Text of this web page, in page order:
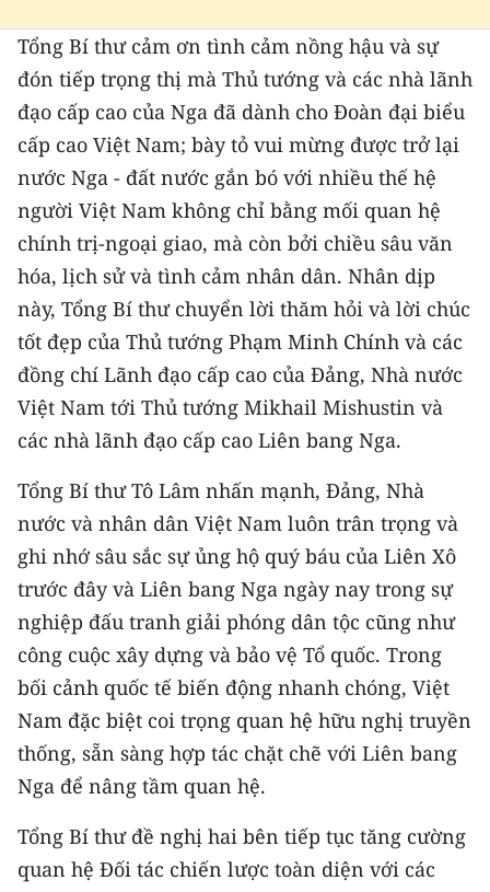
Trung du và miền núi phía Bắc
Đồng bằng sông Hồng
Bắc Trung Bộ
Duyên hải Nam Trung Bộ và Tây
Nguyên
Đông Nam Bộ
Đồng bằng sông Cửu Long
Chuyên trang Hà Nội
Chuyên trang TP. Hồ Chí Minh
CHUYÊN ĐỀ
CÁC CHUYÊN TRANG
VỀ BÁO NHÂN DÂN
THỜI NAY
NHÂN DÂN CUỐI TUẦN
NHÂN DÂN HẰNG THÁNG
MUA BÁO
ĐỌC BÁO IN
Tổng Bí thư cảm ơn tình cảm nồng hậu và sự
đón tiếp trọng thị mà Thủ tướng và các nhà lãnh
đạo cấp cao của Nga đã dành cho Đoàn đại biểu
cấp cao Việt Nam; bày tỏ vui mừng được trở lại
nước Nga - đất nước gắn bó với nhiều thế hệ
người Việt Nam không chỉ bằng mối quan hệ
chính trị-ngoại giao, mà còn bởi chiều sâu văn
hóa, lịch sử và tình cảm nhân dân. Nhân dịp
này, Tổng Bí thư chuyển lời thăm hỏi và lời chúc
tốt đẹp của Thủ tướng Phạm Minh Chính và các
đồng chí Lãnh đạo cấp cao của Đảng, Nhà nước
Việt Nam tới Thủ tướng Mikhail Mishustin và
các nhà lãnh đạo cấp cao Liên bang Nga.
Tổng Bí thư Tô Lâm nhấn mạnh, Đảng, Nhà
nước và nhân dân Việt Nam luôn trân trọng và
ghi nhớ sâu sắc sự ủng hộ quý báu của Liên Xô
trước đây và Liên bang Nga ngày nay trong sự
nghiệp đấu tranh giải phóng dân tộc cũng như
công cuộc xây dựng và bảo vệ Tổ quốc. Trong
bối cảnh quốc tế biến động nhanh chóng, Việt
Nam đặc biệt coi trọng quan hệ hữu nghị truyền
thống, sẵn sàng hợp tác chặt chẽ với Liên bang
Nga để nâng tầm quan hệ.
Tổng Bí thư đề nghị hai bên tiếp tục tăng cường
quan hệ Đối tác chiến lược toàn diện với các